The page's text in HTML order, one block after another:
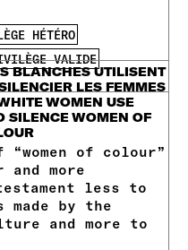
HÉTÉRO
VALIDE
BLANCHES UTILISENT
LES FEMMES
WOMEN USE
SILENCE WOMEN OF
of colour”
more
less to
made by the
and more to